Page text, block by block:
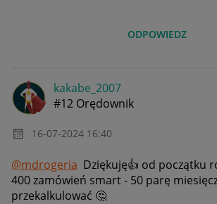
ODPOWIEDZ
kakabe_2007
#12 Orędownik
‎16-07-2024 16:40
@mdrogeria Dziękuję👍 od początku
400 zamówień smart - 50 parę
przekalkulować 🤔